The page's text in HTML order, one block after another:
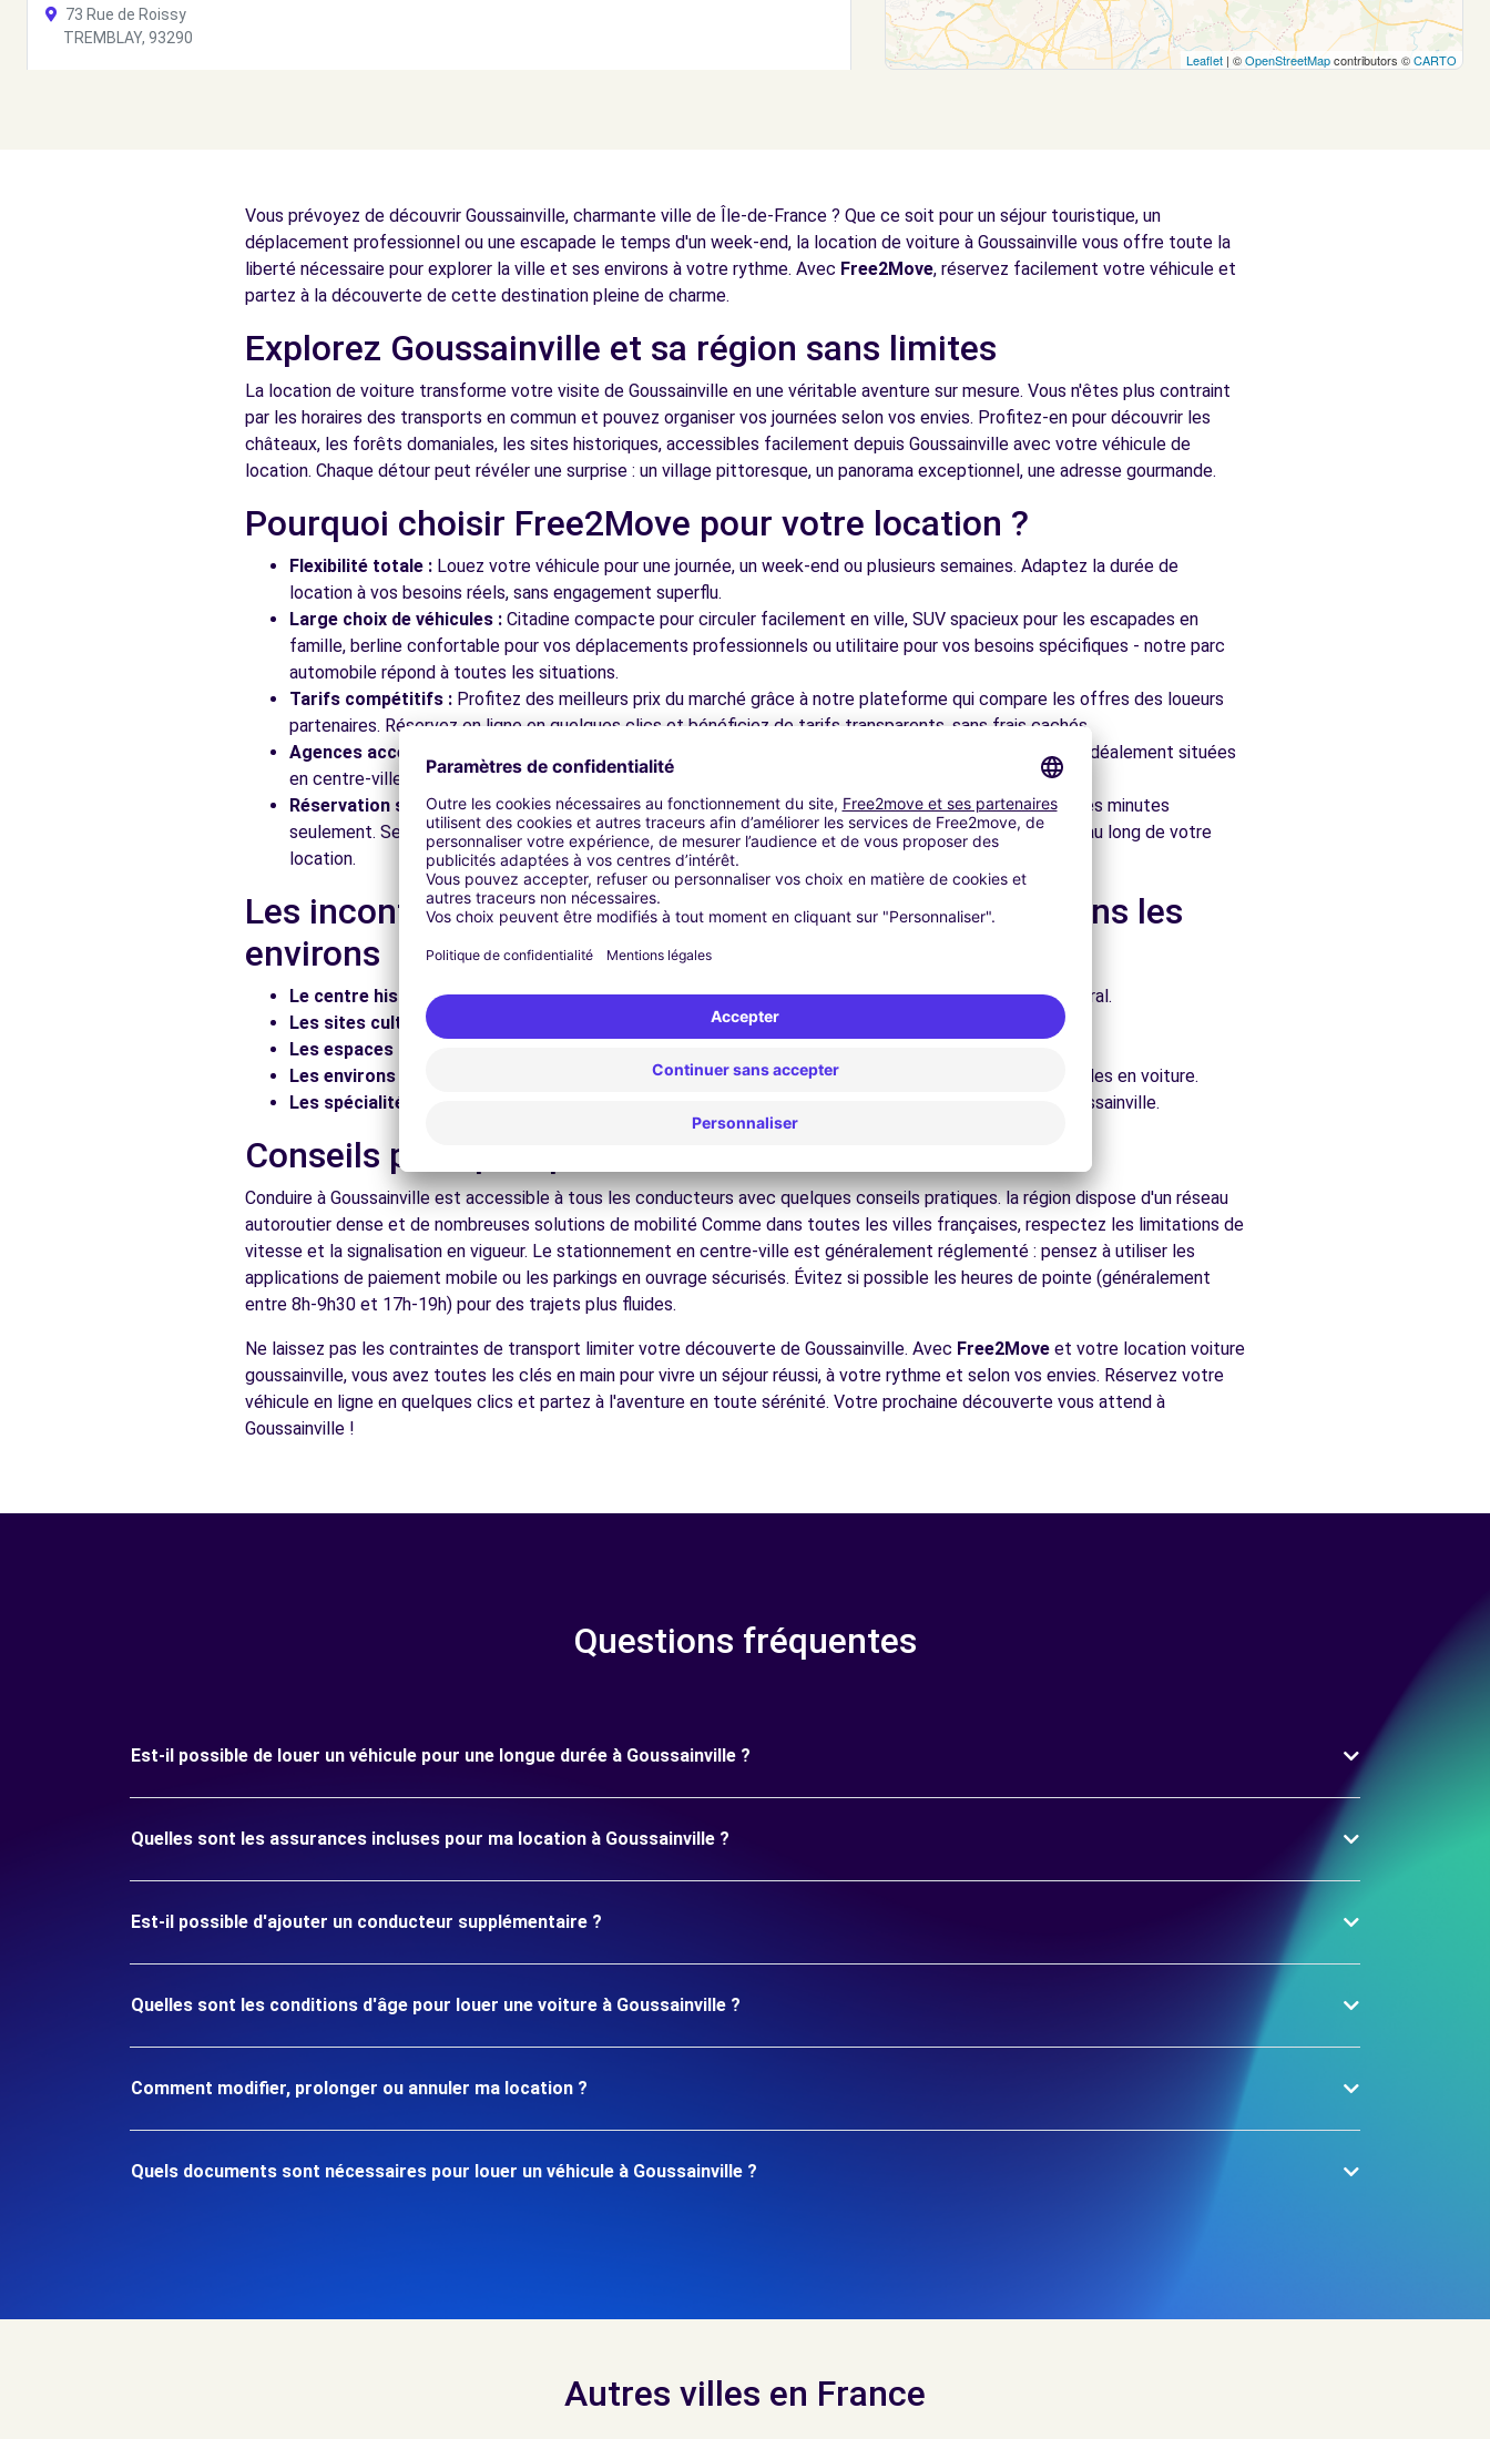
73 Rue de Roissy
TREMBLAY, 93290
Free2Move Rent - AULNAY AUTOMOBILES - AULNAY-SOUS-BOIS (C)
8.1 km
AULNAY-SOUS-BOIS, 93600
Free2Move Rent - GARAGE DES ECOLES - EZANVILLE (C)
8.5 km
Free2move Rent - VAUBAN AUTOMOBILE SAINT BRICE - SAINT BRICE (P)
9.3 km
9.4 km
Free2Move Rent - GARAGE DES CONSTELLATIONS - LE BLANC-MESNIL (C)
9.5 km
Voir toutes les agences
Leaflet | ©OpenStreetMapcontributors ©CARTO
Vous prévoyez de découvrir Goussainville, charmante ville de Île-de-France ? Que ce soit pour un séjour touristique, un
déplacement professionnel ou une escapade le temps d'un week-end, la location de voiture à Goussainville vous offre toute la
liberté nécessaire pour explorer la ville et ses environs à votre rythme. Avec Free2Move, réservez facilement votre véhicule et
partez à la découverte de cette destination pleine de charme.
Explorez Goussainville et sa région sans limites
La location de voiture transforme votre visite de Goussainville en une véritable aventure sur mesure. Vous n'êtes plus contraint
par les horaires des transports en commun et pouvez organiser vos journées selon vos envies. Profitez-en pour découvrir les
châteaux, les forêts domaniales, les sites historiques, accessibles facilement depuis Goussainville avec votre véhicule de
location. Chaque détour peut révéler une surprise : un village pittoresque, un panorama exceptionnel, une adresse gourmande.
Pourquoi choisir Free2Move pour votre location ?
Flexibilité totale : Louez votre véhicule pour une journée, un week-end ou plusieurs semaines. Adaptez la durée de
location à vos besoins réels, sans engagement superflu.
Large choix de véhicules : Citadine compacte pour circuler facilement en ville, SUV spacieux pour les escapades en
famille, berline confortable pour vos déplacements professionnels ou utilitaire pour vos besoins spécifiques - notre parc
automobile répond à toutes les situations.
Tarifs compétitifs : Profitez des meilleurs prix du marché grâce à notre plateforme qui compare les offres des loueurs
partenaires. Réservez en ligne en quelques clics et bénéficiez de tarifs transparents, sans frais cachés.
Agences accessibles :
Récupérez votre véhicule dans l'une de nos nombreuses agences partenaires, idéalement situées
en centre-ville, en gare ou près des aéroports pour faciliter le démarrage de votre séjour.
Réservation simplifiée :Notre plateforme intuitive vous permet de réserver votre véhicule en quelques minutes
seulement. Service client disponible pour répondre à toutes vos questions et vous accompagner tout au long de votre
location.
Les incontournables à découvrir à Goussainville et dans les
environs
Le centre historique :Flânez dans les ruelles du cœur de ville et découvrez son patrimoine architectural.
Les sites culturels :
Visitez les musées et monuments qui font la richesse de Goussainville.
Les espaces naturels :
Les environs :
Explorez les châteaux, les forêts domaniales, les sites historiques, facilement accessibles en voiture.
Les spécialités locales :
Découvrez la gastronomie régionale dans les restaurants et marchés de Goussainville.
Conseils pratiques pour conduire à Goussainville
Conduire à Goussainville est accessible à tous les conducteurs avec quelques conseils pratiques. la région dispose d'un réseau
autoroutier dense et de nombreuses solutions de mobilité Comme dans toutes les villes françaises, respectez les limitations de
vitesse et la signalisation en vigueur. Le stationnement en centre-ville est généralement réglementé : pensez à utiliser les
applications de paiement mobile ou les parkings en ouvrage sécurisés. Évitez si possible les heures de pointe (généralement
entre 8h-9h30 et 17h-19h) pour des trajets plus fluides.
Ne laissez pas les contraintes de transport limiter votre découverte de Goussainville. Avec Free2Move et votre location voiture
goussainville, vous avez toutes les clés en main pour vivre un séjour réussi, à votre rythme et selon vos envies. Réservez votre
véhicule en ligne en quelques clics et partez à l'aventure en toute sérénité. Votre prochaine découverte vous attend à
Goussainville !
Questions fréquentes
Est-il possible de louer un véhicule pour une longue durée à Goussainville ?
Quelles sont les assurances incluses pour ma location à Goussainville ?
Est-il possible d'ajouter un conducteur supplémentaire ?
Quelles sont les conditions d'âge pour louer une voiture à Goussainville ?
Comment modifier, prolonger ou annuler ma location ?
Quels documents sont nécessaires pour louer un véhicule à Goussainville ?
Autres villes en France